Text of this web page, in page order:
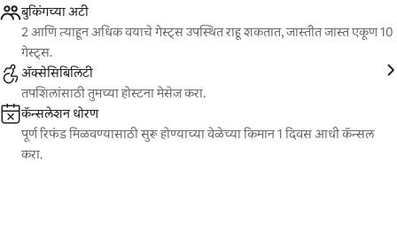
बुकिंगच्या अटी
2 आणि त्याहून अधिक वयाचे गेस्ट्स उपस्थित राहू शकतात, जास्तीत जास्त एकूण 10
गेस्ट्स.
ॲक्सेसिबिलिटी
तपशिलांसाठी तुमच्या होस्टना मेसेज करा.
कॅन्सलेशन धोरण
पूर्ण रिफंड मिळवण्यासाठी सुरू होण्याच्या वेळेच्या किमान 1 दिवस आधी कॅन्सल
करा.